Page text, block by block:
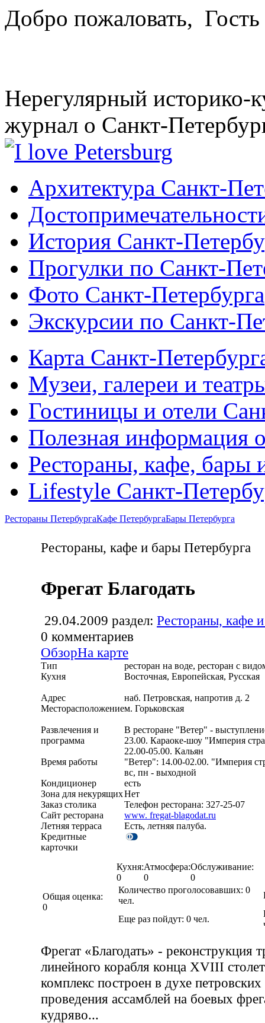
Добро пожаловать, Гость
Нерегулярный историко-
журнал о Санкт-
Архитектура Санкт-
История Санкт-
Прогулки по Санкт-
Фото Санкт-Петербурга
Экскурсии по Санкт-
Карта Санкт-
Музеи, галереи и
Гостиницы и отели
Полезная информация
Рестораны, кафе, бары
Lifestyle Санкт-
Рестораны ПетербургаКафе ПетербургаБары Петербурга
Рестораны, кафе и бары Петербурга
Фрегат Благодать
29.04.2009 раздел: Рестораны, кафе
0 комментариев
ОбзорНа карте
Тип
ресторан на воде, ресторан с
Кухня
Восточная, Европейская, Русская
Адрес
наб. Петровская, напротив д. 2
Месторасположением. Горьковская
Развлечения и
программа
В ресторане "Ветер" -
23.00. Караоке-шоу "Империя
22.00-05.00. Кальян
Время работы
"Ветер": 14.00-02.00. "Империя
вс, пн - выходной
Кондиционер
есть
Зона для некурящихНет
Заказ столика
Телефон ресторана: 327-25-07
Сайт ресторана
www. fregat-blagodat.ru
Летняя терраса
Есть, летняя палуба.
Кредитные
карточки
Общая оценка:
0
Кухня:
0
Атмосфера:
0
Обслуживание:
0
Количество проголосовавших: 0
чел.
Еще раз пойдут: 0 чел.
Фрегат «Благодать» - реконструкция
линейного корабля конца XVIII
комплекс построен в духе
проведения ассамблей на боевых
кудряво...